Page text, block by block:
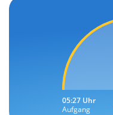
05:27 Uhr
Aufgang